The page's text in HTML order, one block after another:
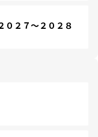
２７～２０２８